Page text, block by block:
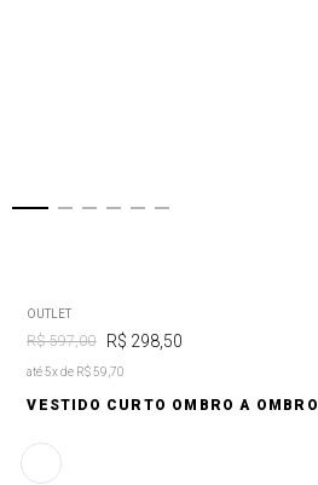
OUTLET
R$ 597,00 R$ 298 50
até 5x de R$ 59,70
VESTIDO CURTO OMBRO A OMBRO